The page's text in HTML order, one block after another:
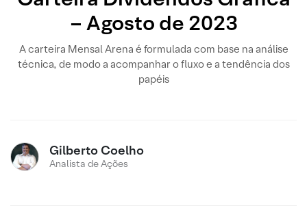
– Agosto de 2023
A carteira Mensal Arena é formulada com base na análise
técnica, de modo a acompanhar o fluxo e a tendência dos
papéis
Gilberto Coelho
Analista de Ações